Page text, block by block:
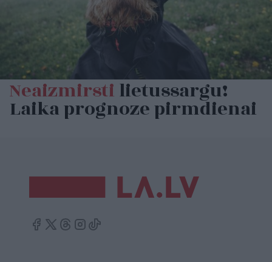
Neaizmirstilietussargu!
Laika prognoze pirmdienai